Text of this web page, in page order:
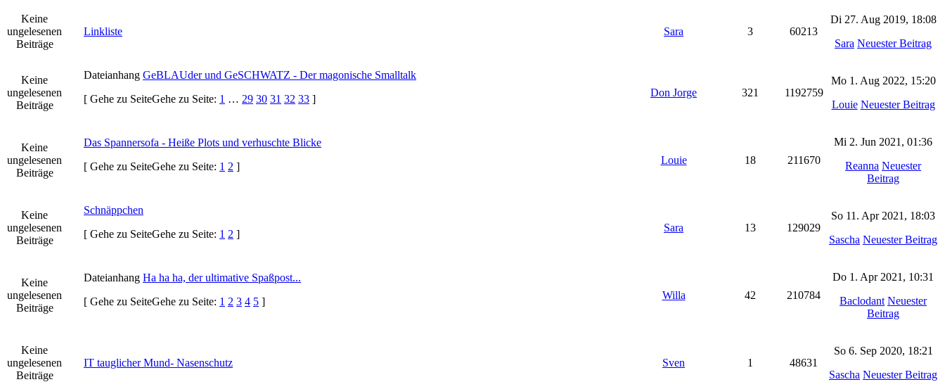
Keine
ungelesenen
Beiträge
Linkliste Sara 3 60213
Di 27. Aug 2019, 18:08
Sara Neuester Beitrag
Keine
ungelesenen
Beiträge
Dateianhang GeBLAUder und GeSCHWATZ - Der magonische Smalltalk
[ Gehe zu SeiteGehe zu Seite: 1 … 29 30 31 32 33 ]
Don Jorge 321 1192759
Mo 1. Aug 2022, 15:20
Louie Neuester Beitrag
Keine
ungelesenen
Beiträge
Das Spannersofa - Heiße Plots und verhuschte Blicke
[ Gehe zu SeiteGehe zu Seite: 1 2 ]
Louie 18 211670
Mi 2. Jun 2021, 01:36
Reanna Neuester
Beitrag
Keine
ungelesenen
Beiträge
Schnäppchen
[ Gehe zu SeiteGehe zu Seite: 1 2 ]
Sara 13 129029
So 11. Apr 2021, 18:03
Sascha Neuester Beitrag
Keine
ungelesenen
Beiträge
Dateianhang Ha ha ha, der ultimative Spaßpost...
[ Gehe zu SeiteGehe zu Seite: 1 2 3 4 5 ]
Willa 42 210784
Do 1. Apr 2021, 10:31
Baclodant Neuester
Beitrag
Keine
ungelesenen
Beiträge
IT tauglicher Mund- Nasenschutz Sven 1 48631
So 6. Sep 2020, 18:21
Sascha Neuester Beitrag